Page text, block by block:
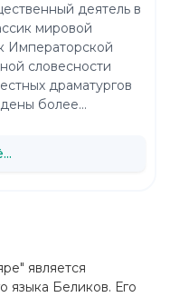
является
языка Беликов. Его
деятель в
мировой
Императорской
словесности
драматургов
более...